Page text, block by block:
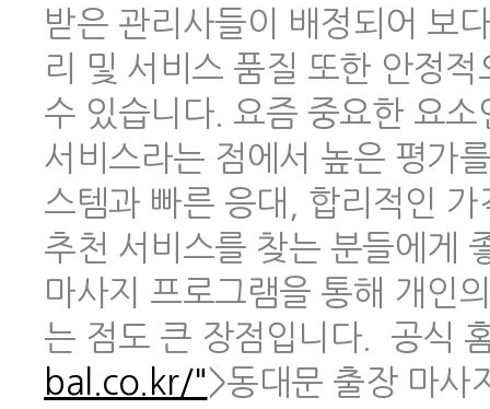
받은 관리사들이 배정되어 보
리 및 서비스 품질 또한 안정
수 있습니다. 요즘 중요한 요
서비스라는 점에서 높은 평가
스템과 빠른 응대, 합리적인
추천 서비스를 찾는 분들에게
마사지 프로그램을 통해 개인
는 점도 큰 장점입니다. 공식
bal.co.kr/">동대문 출장 마